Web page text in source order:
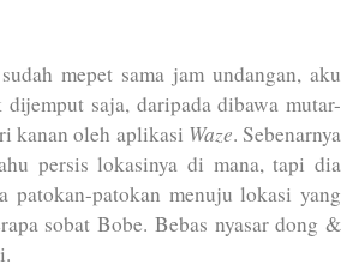
mepet sama jam undangan, aku
saja, daripada dibawa mutar-
kanan oleh aplikasi Waze. Sebenarnya
persis lokasinya di mana, tapi dia
patokan-patokan menuju lokasi yang
sobat Bobe. Bebas nyasar dong &